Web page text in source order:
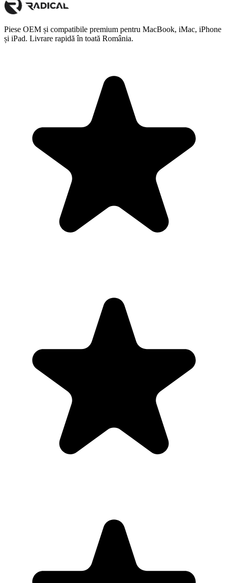
Piese OEM și compatibile premium pentru MacBook, iMac, iPhone
și iPad. Livrare rapidă în toată România.